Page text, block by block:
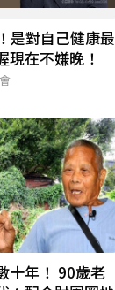
是對自己健康最
現在不嫌晚！
十年！ 90歲老